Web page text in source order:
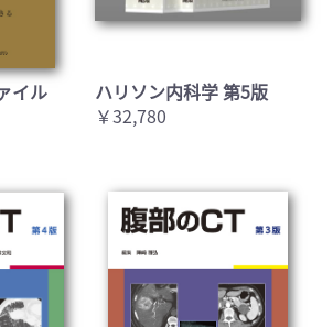
イル
ハリソン内科学 第5版
￥32,780